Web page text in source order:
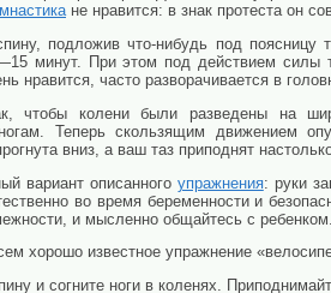
не нравится: в знак протеста он
подложив что-нибудь под
минут. При этом под действием силы
нравится, часто разворачивается в
чтобы колени были разведены на
Теперь скользящим движением
вниз, а ваш таз приподнят
вариант описанного упражнения: руки
во время беременности и
и мысленно общайтесь с
хорошо известное упражнение
и согните ноги в коленях.